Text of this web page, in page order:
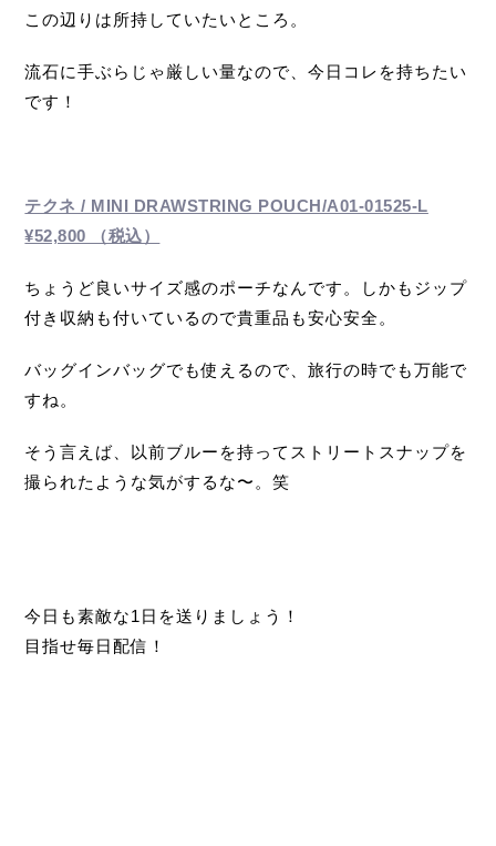
この辺りは所持していたいところ。
流石に手ぶらじゃ厳しい量なので、今日コレを持ちたい
です！
テクネ / MINI DRAWSTRING POUCH/A01-01525-L
¥52,800 （税込）
ちょうど良いサイズ感のポーチなんです。しかもジップ
付き収納も付いているので貴重品も安心安全。
バッグインバッグでも使えるので、旅行の時でも万能で
すね。
そう言えば、以前ブルーを持ってストリートスナップを
撮られたような気がするな〜。笑
今日も素敵な1日を送りましょう！
目指せ毎日配信！